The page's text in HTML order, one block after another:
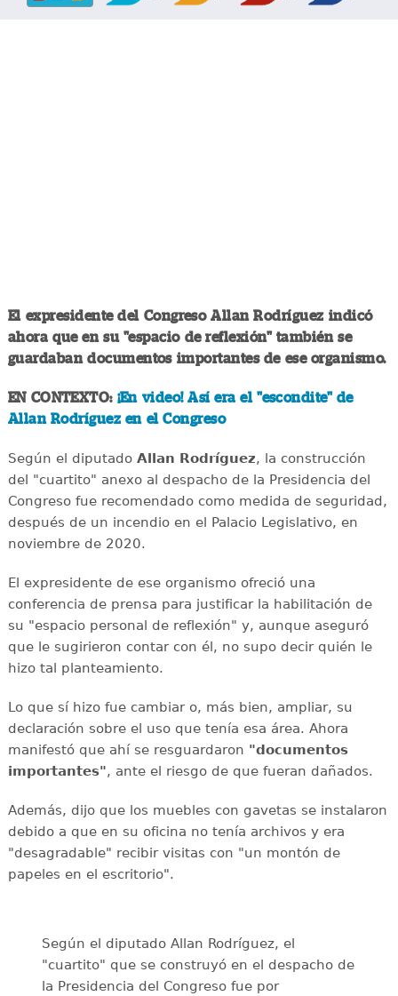
El expresidente del Congreso Allan Rodríguez indicó
ahora que en su "espacio de reflexión" también se
guardaban documentos importantes de ese organismo.
EN CONTEXTO:¡En video! Así era el "escondite" de
Allan Rodríguez en el Congreso
Según el diputado Allan Rodríguez, la construcción
del "cuartito" anexo al despacho de la Presidencia del
Congreso fue recomendado como medida de seguridad,
después de un incendio en el Palacio Legislativo, en
noviembre de 2020.
El expresidente de ese organismo ofreció una
conferencia de prensa para justificar la habilitación de
su "espacio personal de reflexión" y, aunque aseguró
que le sugirieron contar con él, no supo decir quién le
hizo tal planteamiento.
Lo que sí hizo fue cambiar o, más bien, ampliar, su
declaración sobre el uso que tenía esa área. Ahora
manifestó que ahí se resguardaron "documentos
importantes", ante el riesgo de que fueran dañados.
Además, dijo que los muebles con gavetas se instalaron
debido a que en su oficina no tenía archivos y era
"desagradable" recibir visitas con "un montón de
papeles en el escritorio".
Según el diputado Allan Rodríguez, el
"cuartito" que se construyó en el despacho de
la Presidencia del Congreso fue por